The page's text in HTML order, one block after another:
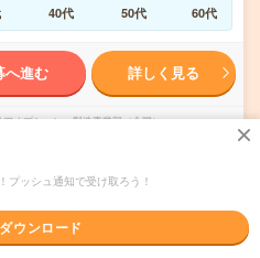
40代 50代 60代
へ進む 詳しく見る
アオプション 製造事業部（全国）
組立・加工・食品製
プッシュ通知で受け取ろう！
ウンロード